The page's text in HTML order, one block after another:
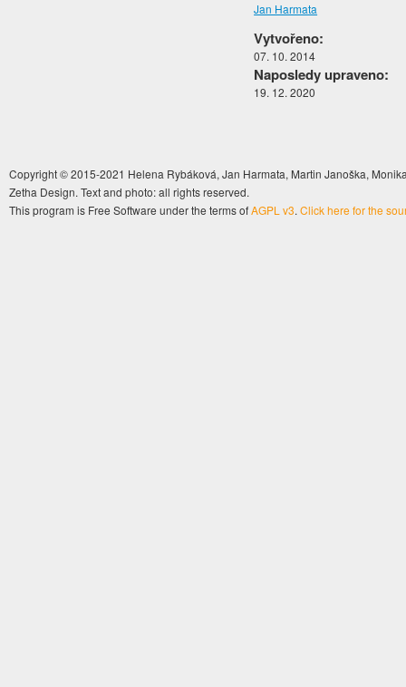
Jan Harmata
Vytvořeno:
07. 10. 2014
Naposledy upraveno:
19. 12. 2020
Copyright © 2015-2021 Helena Rybáková, Jan Harmata, Martin Janoška,
Zetha Design. Text and photo: all rights reserved.
This program is Free Software under the terms ofAGPL v3. Click here for the